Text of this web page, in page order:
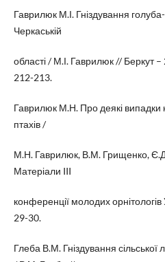
Гаврилюк М.І. Гніздування
Черкаській
області / М.І. Гаврилюк // Беркут
212-213.
Гаврилюк М.Н. Про деякі випадки
птахів /
М.Н. Гаврилюк, В.М. Грищенко,
Матеріали III
конференції молодих
29-30.
Глеба В.М. Гніздування сільської